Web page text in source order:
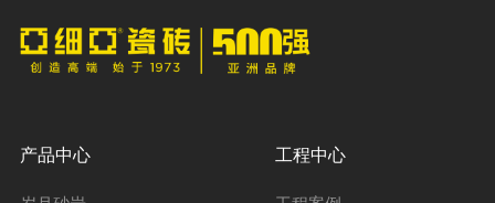
产品中心 工程中心